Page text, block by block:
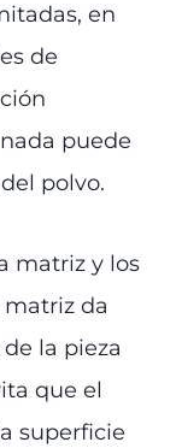
en
de
puede
polvo.
matriz y los
da
la pieza
que el
superficie